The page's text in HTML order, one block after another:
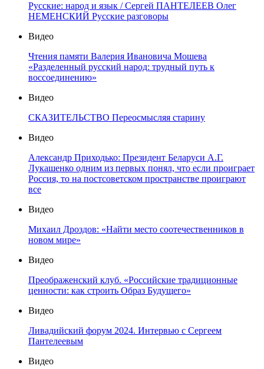
Русские: народ и язык / Сергей ПАНТЕЛЕЕВ Олег
НЕМЕНСКИЙ Русские разговоры
Видео
Чтения памяти Валерия Ивановича Мошева
«Разделенный русский народ: трудный путь к
воссоединению»
Видео
СКАЗИТЕЛЬСТВО Переосмысляя старину
Видео
Александр Приходько: Президент Беларуси А.Г.
Лукашенко одним из первых понял, что если проиграет
Россия, то на постсоветском пространстве проиграют
все
Видео
Михаил Дроздов: «Найти место соотечественников в
новом мире»
Видео
Преображенский клуб. «Российские традиционные
ценности: как строить Образ Будущего»
Видео
Ливадийский форум 2024. Интервью с Сергеем
Пантелеевым
Видео